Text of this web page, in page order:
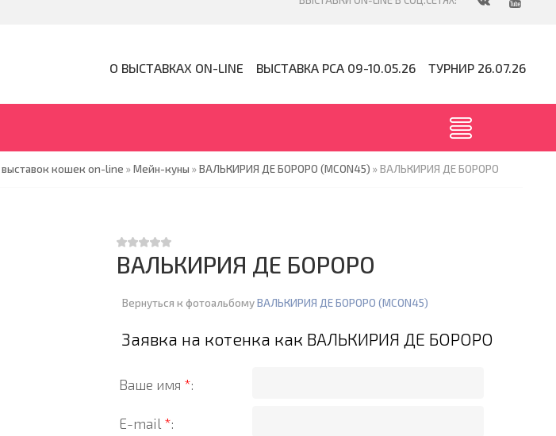
О ВЫСТАВКАХ ON-LINE ВЫСТАВКА PCA 09-10.05.26 ТУРНИР 26.07.26
кошек on-line »Мейн-куны »ВАЛЬКИРИЯ ДЕ БОРОРО (MCON45) » ВАЛЬКИРИЯ ДЕ БОРОРО
ВАЛЬКИРИЯ ДЕ БОРОРО
Вернуться к фотоальбому ВАЛЬКИРИЯ ДЕ БОРОРО (MCON45)
Заявка на котенка как ВАЛЬКИРИЯ ДЕ БОРОРО
Ваше имя *:
E-mail *: